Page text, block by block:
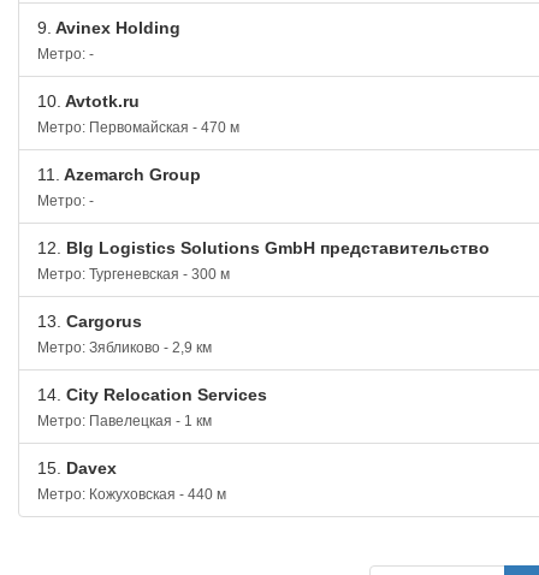
9. Avinex Holding
Метро: -
10. Avtotk.ru
Метро: Первомайская - 470 м
11. Azemarch Group
Метро: -
12. Blg Logistics Solutions GmbH представительство
Метро: Тургеневская - 300 м
13. Cargorus
Метро: Зябликово - 2,9 км
14. City Relocation Services
Метро: Павелецкая - 1 км
15. Davex
Метро: Кожуховская - 440 м